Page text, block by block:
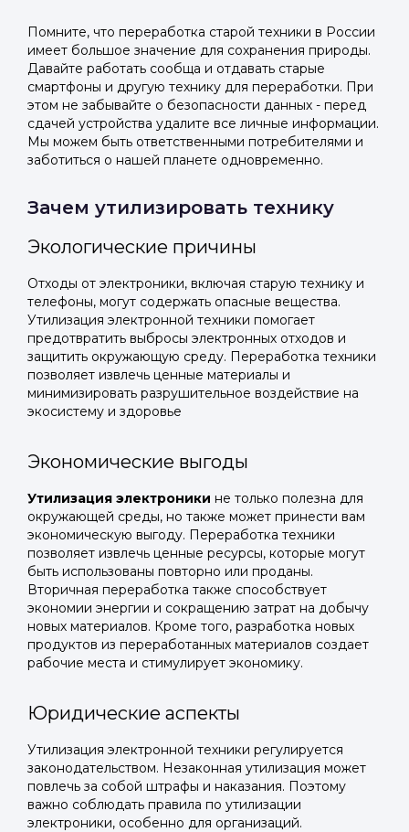
Помните, что переработка старой техники в России
имеет большое значение для сохранения природы.
Давайте работать сообща и отдавать старые
смартфоны и другую технику для переработки. При
этом не забывайте о безопасности данных - перед
сдачей устройства удалите все личные информации.
Мы можем быть ответственными потребителями и
заботиться о нашей планете одновременно.
Зачем утилизировать технику
Экологические причины
Отходы от электроники, включая старую технику и
телефоны, могут содержать опасные вещества.
Утилизация электронной техники помогает
предотвратить выбросы электронных отходов и
защитить окружающую среду. Переработка техники
позволяет извлечь ценные материалы и
минимизировать разрушительное воздействие на
экосистему и здоровье
Экономические выгоды
Утилизация электроники не только полезна для
окружающей среды, но также может принести вам
экономическую выгоду. Переработка техники
позволяет извлечь ценные ресурсы, которые могут
быть использованы повторно или проданы.
Вторичная переработка также способствует
экономии энергии и сокращению затрат на добычу
новых материалов. Кроме того, разработка новых
продуктов из переработанных материалов создает
рабочие места и стимулирует экономику.
Юридические аспекты
Утилизация электронной техники регулируется
законодательством. Незаконная утилизация может
повлечь за собой штрафы и наказания. Поэтому
важно соблюдать правила по утилизации
электроники, особенно для организаций.